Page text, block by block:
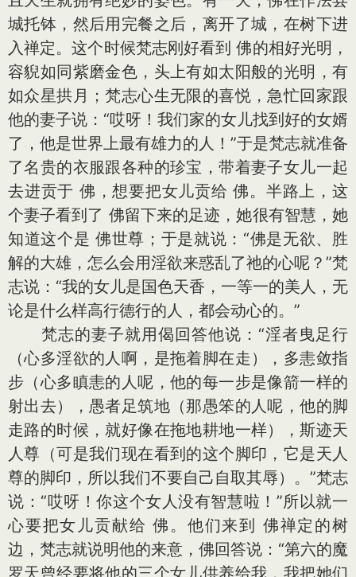
城托钵，然后用完餐之后，离开了城，在树下进
入禅定。这个时候梵志刚好看到 佛的相好光明，
容貎如同紫磨金色，头上有如太阳般的光明，有
如众星拱月；梵志心生无限的喜悦，急忙回家跟
他的妻子说：“哎呀！我们家的女儿找到好的女婿
了，他是世界上最有雄力的人！”于是梵志就准备
了名贵的衣服跟各种的珍宝，带着妻子女儿一起
去进贡于 佛，想要把女儿贡给 佛。半路上，这
个妻子看到了 佛留下来的足迹，她很有智慧，她
知道这个是 佛世尊；于是就说：“佛是无欲、胜
解的大雄，怎么会用淫欲来惑乱了祂的心呢？”梵
志说：“我的女儿是国色天香，一等一的美人，无
论是什么样高行德行的人，都会动心的。”
梵志的妻子就用偈回答他说：“淫者曳足行
（心多淫欲的人啊，是拖着脚在走），多恚敛指
步（心多瞋恚的人呢，他的每一步是像箭一样的
射出去），愚者足筑地（那愚笨的人呢，他的脚
走路的时候，就好像在拖地耕地一样），斯迹天
人尊（可是我们现在看到的这个脚印，它是天人
尊的脚印，所以我们不要自己自取其辱）。”梵志
说：“哎呀！你这个女人没有智慧啦！”所以就一
心要把女儿贡献给 佛。他们来到 佛禅定的树
边，梵志就说明他的来意，佛回答说：“第六的魔
罗天曾经要将他的三个女儿供养给我，我把她们